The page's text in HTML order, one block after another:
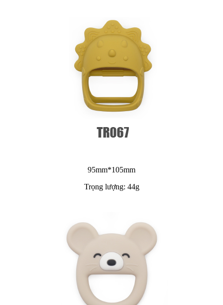
95mm*105mm
Trọng lượng: 44g